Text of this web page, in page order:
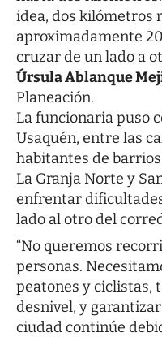
idea, dos kilómetros
aproximadamente
cruzar de un lado a
Úrsula Ablanque
Planeación.
La funcionaria puso
Usaquén, entre las
habitantes de
La Granja Norte y
enfrentar
lado al otro del
“No queremos
personas.
peatones y ciclistas,
desnivel, y
ciudad continúe